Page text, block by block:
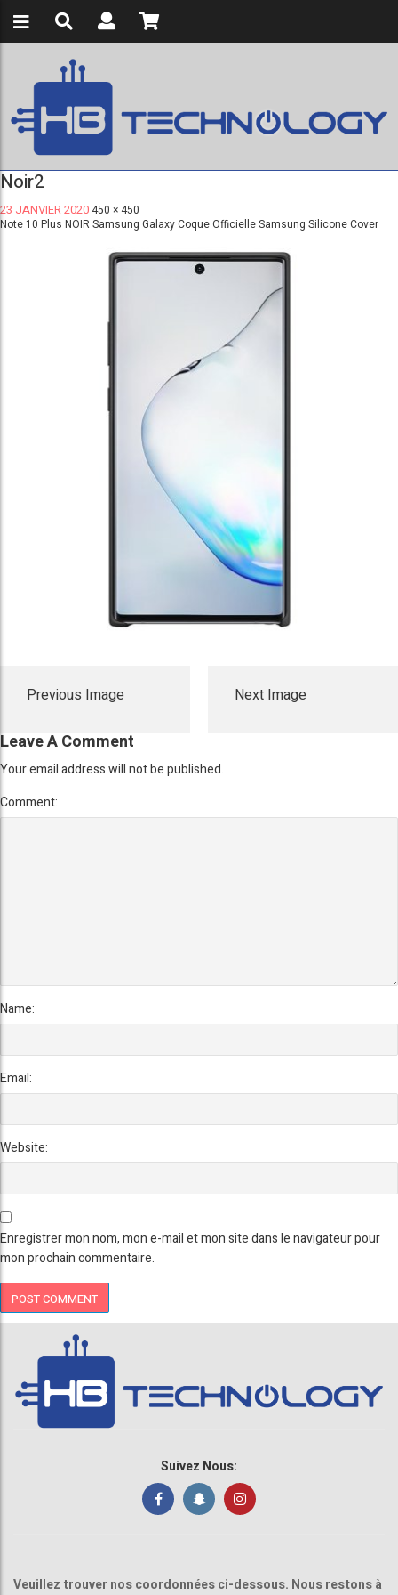
Noir2
23 JANVIER 2020 450 × 450
Note 10 Plus NOIR Samsung Galaxy Coque Officielle Samsung Silicone Cover
Previous Image Next Image
Leave A Comment
Your email address will not be published.
Comment:
Name:
Email:
Website:
Enregistrer mon nom, mon e-mail et mon site dans le navigateur pour
mon prochain commentaire.
Suivez Nous:
Veuillez trouver nos coordonnées ci-dessous. Nous restons à